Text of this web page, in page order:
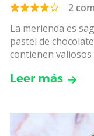
2
La merienda es
pastel de
contienen valiosos
Leer más